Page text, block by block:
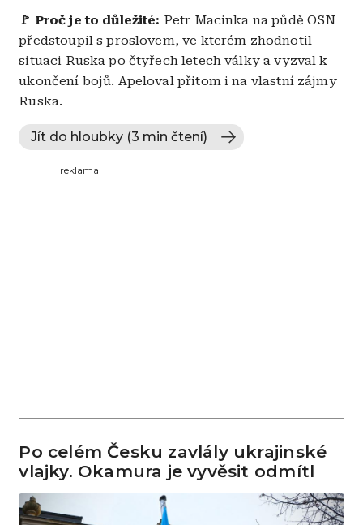
🚩 Proč je to důležité: Petr Macinka na půdě OSN
předstoupil s proslovem, ve kterém zhodnotil
situaci Ruska po čtyřech letech války a vyzval k
ukončení bojů. Apeloval přitom i na vlastní zájmy
Ruska.
Jít do hloubky (3 min čtení)
reklama
Po celém Česku zavlály ukrajinské
vlajky. Okamura je vyvěsit odmítl